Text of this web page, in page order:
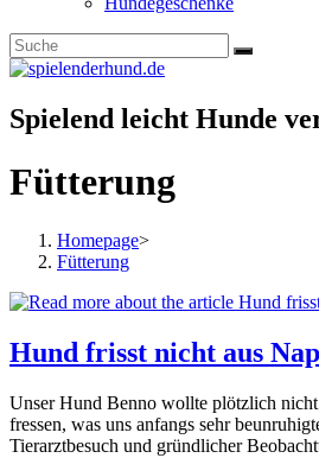
Spielend leicht Hunde
Fütterung
Homepage>
Fütterung
Hund frisst nicht aus
Unser Hund Benno wollte plötzlich
fressen, was uns anfangs sehr
Tierarztbesuch und gründlicher